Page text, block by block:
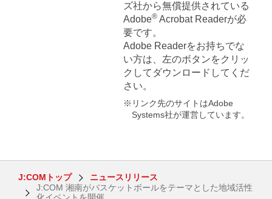
ズ社から無償提供されている
Adobe®Acrobat Readerが必
要です。
Adobe Readerをお持ちでな
い方は、左のボタンをクリッ
クしてダウンロードしてくだ
さい。
※リンク先のサイトはAdobe
Systems社が運営しています。
J:COMトップ
ニュースリリース
J:COM 湘南がバスケットボールをテーマとした地域活性